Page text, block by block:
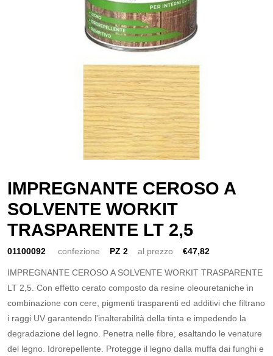
IMPREGNANTE CEROSO A
SOLVENTE WORKIT
TRASPARENTE LT 2,5
01100092 confezione PZ 2 al prezzo €47,82
IMPREGNANTE CEROSO A SOLVENTE WORKIT TRASPARENTE
LT 2,5. Con effetto cerato composto da resine oleouretaniche in
combinazione con cere, pigmenti trasparenti ed additivi che filtrano
i raggi UV garantendo l'inalterabilità della tinta e impedendo la
degradazione del legno. Penetra nelle fibre, esaltando le venature
del legno. Idrorepellente. Protegge il legno dalla muffa dai funghi e